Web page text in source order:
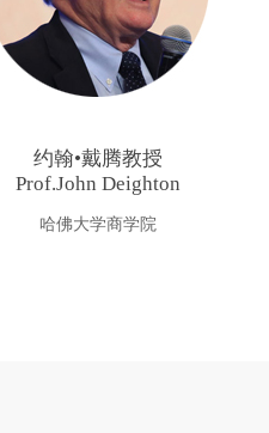
约翰•戴腾教授
Prof.John Deighton
哈佛大学商学院